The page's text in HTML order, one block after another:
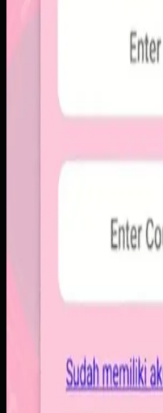
Kami membangun
ringkas, notifikasi cepat,
rapi. Sistemnya
lebih personal tanpa